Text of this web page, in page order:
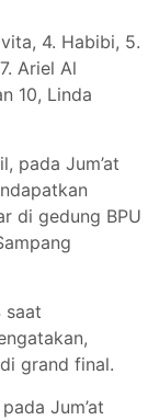
4. Habibi, 5.
Ariel Al
10, Linda
pada Jum’at
di gedung BPU
saat
grand final.
Jum’at